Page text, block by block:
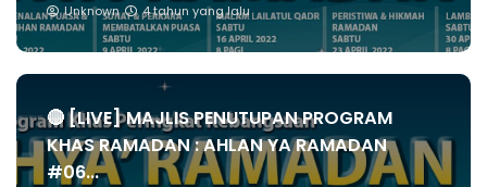
Unknown 4 tahun yang lalu
🔴 [LIVE] MAJLIS PENUTUPAN PROGRAM
KHAS RAMADAN : AHLAN YA RAMADAN
#06...